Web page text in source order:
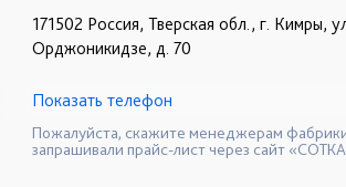
171502 Россия, Тверская обл., г. Кимры,
Орджоникидзе, д. 70
☎+7 (905) 604-65-94
Показать телефон
Пожалуйста, скажите менеджерам
запрашивали прайс-лист через сайт